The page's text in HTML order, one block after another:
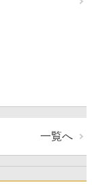
一覧へ